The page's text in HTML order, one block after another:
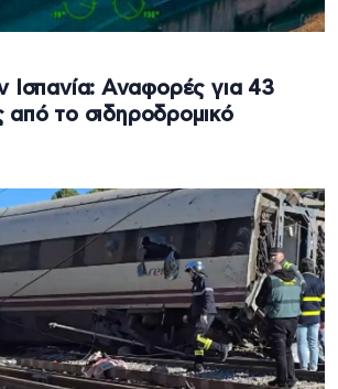
Ισπανία: Αναφορές για 43
από το σιδηροδρομικό